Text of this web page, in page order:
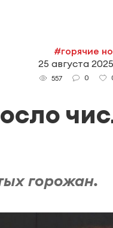
#горячие
25 августа
557 0
горожан.